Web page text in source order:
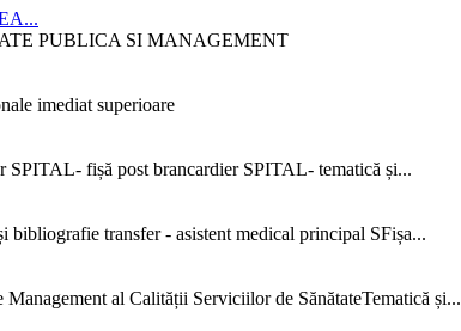
PUBLICA SI MANAGEMENT
imediat superioare
fișă post brancardier SPITAL- tematică și...
transfer - asistent medical principal SFișa...
al Calității Serviciilor de SănătateTematică și...